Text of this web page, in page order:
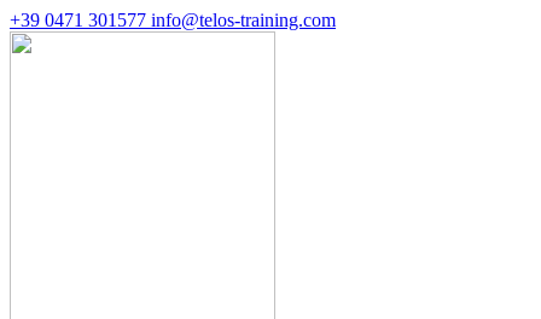
+39 0471 301577 info@telos-training.com